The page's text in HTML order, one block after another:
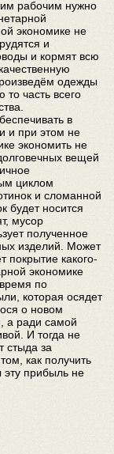
рабочим нужно
экономике не
и
и кормят всю
одежды
часть всего
в
и при этом не
экономить не
вещей
циклом
и сломанной
будет носится
мусор
полученное
изделий. Может
покрытие какого-
экономике
по
которая осядет
о новом
а ради самой
И тогда не
стыда за
как получить
эту прибыль не